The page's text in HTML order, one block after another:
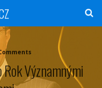
• No Comments
Rok Významnými